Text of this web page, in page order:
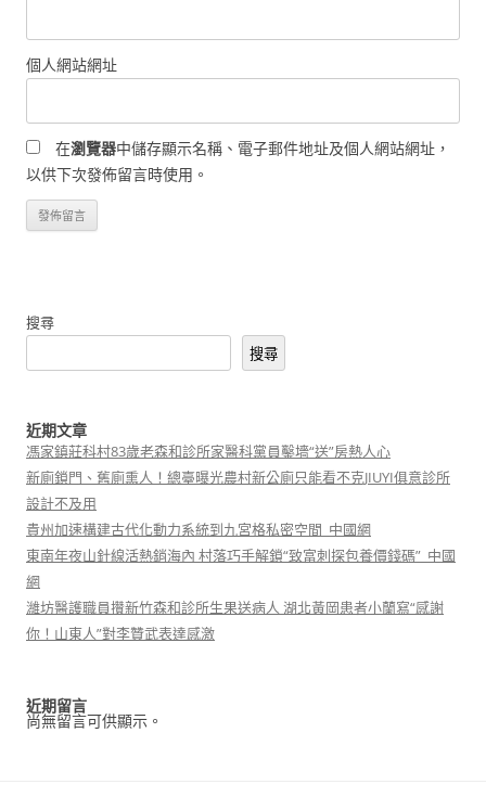
個人網站網址
在瀏覽器中儲存顯示名稱、電子郵件地址及個人網站網址，
以供下次發佈留言時使用。
搜尋
搜尋
近期文章
馮家鎮莊科村83歲老森和診所家醫科黨員鑿墻“送”房熱人心
新廁鎖門、舊廁熏人！總臺曝光農村新公廁只能看不克JIUYI俱意診所
設計不及用
貴州加速構建古代化動力系統到九宮格私密空間_中國網
東南年夜山針線活熱銷海內 村落巧手解鎖“致富刺探包養價錢碼”_中國
網
濰坊醫護職員攢新竹森和診所生果送病人 湖北黃岡患者小蘭寫“感謝
你！山東人”對李贊武表達感激
近期留言
尚無留言可供顯示。